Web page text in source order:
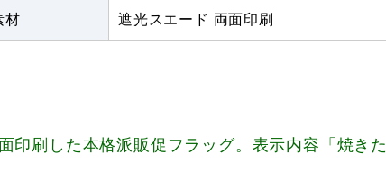
材 遮光スエード 両面印刷
刷した本格派販促フラッグ。表示内容「焼きた